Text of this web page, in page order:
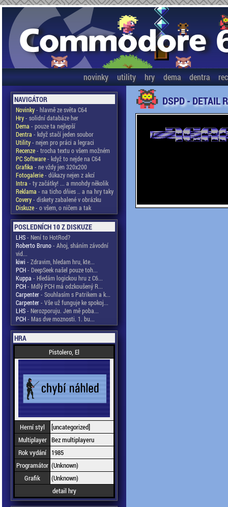
novinky utility hry dema dentra
NAVIGÁTOR
Novinky- hlavně ze světa C64
Hry- solidní databáze her
Dema - pouze ta nejlepší
Dentra - když stačí jeden soubor
Utility- nejen pro práci a legraci
Recenze- trocha textu o všem možném
PC Software- když to nejde na C64
Grafika - ne vždy jen 320x200
Fotogalerie- důkazy nejen z akcí
Intra - ty začátky! ... a mnohdy několik
Reklama - na ticho dňies .. a na hry taky
Covery- diskety zabalené v obrázku
Diskuze- o všem, o ničem a tak
POSLEDNÍCH 10 Z DISKUZE
LHS- Není to HotRod?
Roberto Bruno- Ahoj, sháním závodní
vid...
kiwi - Zdravim, hledam hru, kte...
PCH- DeepSeek našel pouze toh...
Kuppa - Hledám logickou hru z C6...
PCH- Mdlý PCH má odzkoušený R...
Carpenter- Souhlasím s Patrikem a k...
Carpenter- Vše už funguje ke spokoj...
LHS- Nerozporuju. Jen mě poba...
PCH- Mas dve moznosti. 1. bu...
HRA
Pistolero, El
Herní styl
[uncategorized]
Multiplayer Bez multiplayeru
Rok vydání
1985
Programátor (Unknown)
Grafik
(Unknown)
detail hry
DSPD - DETAIL